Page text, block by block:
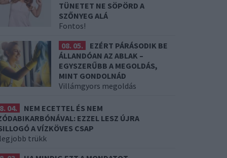
TÜNETET NE SÖPÖRD A
SZŐNYEG ALÁ
Fontos!
08. 05.
EZÉRT PÁRÁSODIK BE
ÁLLANDÓAN AZ ABLAK –
EGYSZERŰBB A MEGOLDÁS,
MINT GONDOLNÁD
Villámgyors megoldás
04.
NEM ECETTEL ÉS NEM
EZZEL LESZ ÚJRA
A VÍZKÖVES CSAP
trükk